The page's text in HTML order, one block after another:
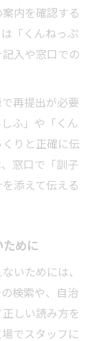
内を確認する
「くんねっぷ
入や窓口での
再提出が必要
ふ」や「くん
りと正確に伝
窓口で「訓子
添えて伝える
めに
いためには、
検索や、自治
しい読み方を
でスタッフに